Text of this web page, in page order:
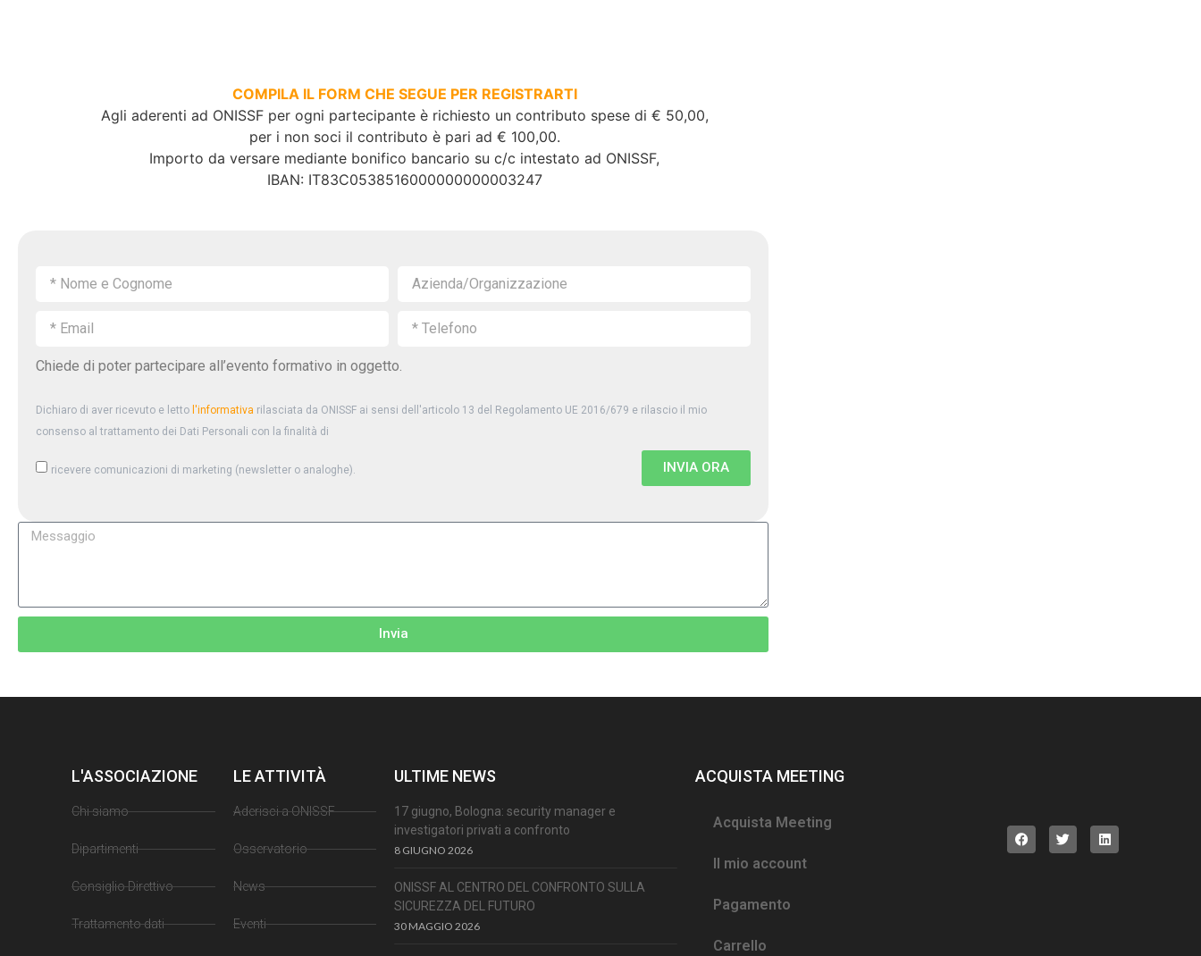
COMPILA IL FORM CHE SEGUE PER REGISTRARTI
Agli aderenti ad ONISSF per ogni partecipante è richiesto un contributo spese di € 50,00,
per i non soci il contributo è pari ad € 100,00.
Importo da versare mediante bonifico bancario su c/c intestato ad ONISSF,
IBAN: IT83C0538516000000000003247
Chiede di poter partecipare all’evento formativo in oggetto.
Dichiaro di aver ricevuto e letto l'informativa rilasciata da ONISSF ai sensi dell'articolo 13 del Regolamento UE 2016/679 e rilascio il mio
consenso al trattamento dei Dati Personali con la finalità di
ricevere comunicazioni di marketing (newsletter o analoghe). INVIA ORA
Invia
L'ASSOCIAZIONE
Chi siamo
Dipartimenti
Consiglio Direttivo
Trattamento dati
LE ATTIVITÀ
Aderisci a ONISSF
Osservatorio
News
Eventi
ULTIME NEWS
17 giugno, Bologna: security manager e
investigatori privati a confronto
8 GIUGNO 2026
ONISSF AL CENTRO DEL CONFRONTO SULLA
SICUREZZA DEL FUTURO
30 MAGGIO 2026
ACQUISTA MEETING
Acquista Meeting
Il mio account
Pagamento
Carrello